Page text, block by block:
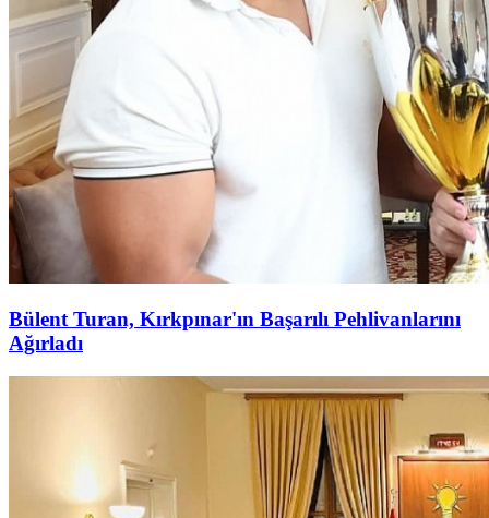
Bülent Turan, Kırkpınar'ın Başarılı Pehlivanlarını
Ağırladı